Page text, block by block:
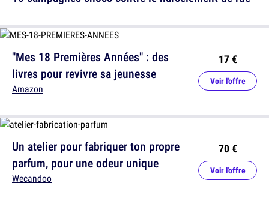
"Mes 18 Premières Années" : des
livres pour revivre sa jeunesse
Amazon
17 €
Voir l'offre
Un atelier pour fabriquer ton propre
parfum, pour une odeur unique
Wecandoo
70 €
Voir l'offre